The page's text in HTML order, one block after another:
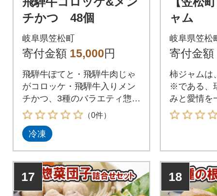
チかつ 48個
岐阜県笠松町
寄付金額 15,000円
飛騨牛ぽてと・飛騨牛肉じゃ
がコロッケ・飛騨牛入りメン
チかつ、3種のバラエティ惣菜
セットです。
（0件）
冷凍
ャム
岐阜県笠松
寄付金額
柿ジャムは
※である、
みと愛情を
富有柿を加
17 18